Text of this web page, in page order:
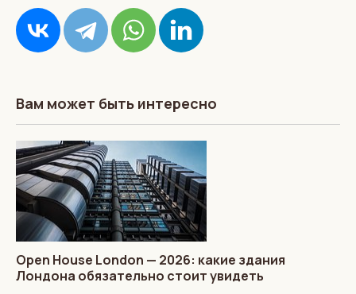
Вам может быть интересно
Open House London — 2026: какие здания
Лондона обязательно стоит увидеть